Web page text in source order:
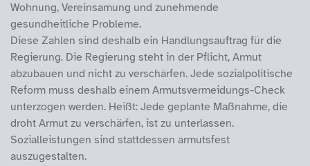
Wohnung, Vereinsamung und zunehmende
gesundheitliche Probleme.
Diese Zahlen sind deshalb ein Handlungsauftrag für die
Regierung. Die Regierung steht in der Pflicht, Armut
abzubauen und nicht zu verschärfen. Jede sozialpolitische
Reform muss deshalb einem Armutsvermeidungs-Check
unterzogen werden. Heißt: Jede geplante Maßnahme, die
droht Armut zu verschärfen, ist zu unterlassen.
Sozialleistungen sind stattdessen armutsfest
auszugestalten.